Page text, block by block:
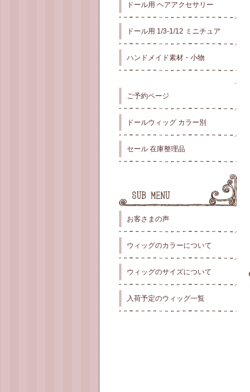
ドール用 ヘアアクセサリー
ドール用 1/3-1/12 ミニチュア
ハンドメイド素材・小物
ご予約ページ
ドールウィッグ カラー別
セール 在庫整理品
お客さまの声
ウィッグのカラーについて
ウィッグのサイズについて
入荷予定のウィッグ一覧